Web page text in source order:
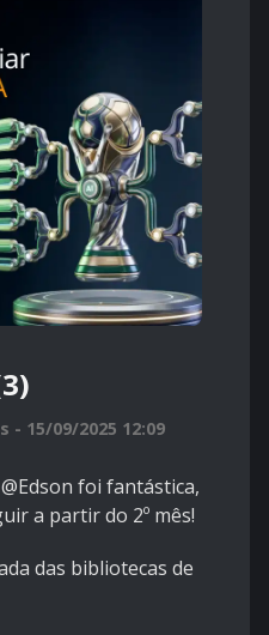
- 15/09/2025 12:09
foi fantástica,
a partir do 2º mês!
das bibliotecas de